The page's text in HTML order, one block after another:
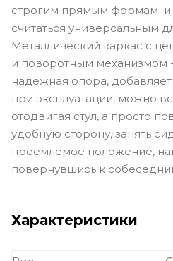
строгим прямым формам
считаться универсальным
Металлический каркас с
и поворотным механизмом
надежная опора,
при эксплуатации, можно
отодвигая стул, а просто
удобную сторону, занять
преемлемое положение,
повернувшись к
Характеристики